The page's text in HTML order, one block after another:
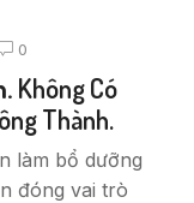
0
Không Có
Thành.
làm bổ dưỡng
đóng vai trò